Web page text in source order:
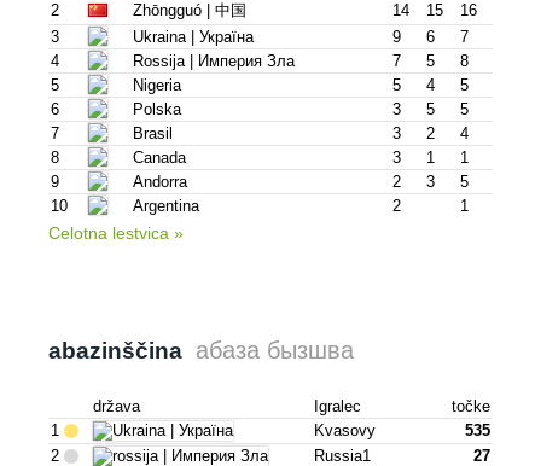
2
Zhōngguó | 中国 14 15
16
3
Ukraina | Украïна 9 6
7
4
Rossija | Империя Зла 7 5
8
5
Nigeria 5 4
5
6
Polska 3 5
5
7
Brasil 3 2
4
8
Canada 3 1
1
9
Andorra 2 3
5
10
Argentina 2 1
Celotna lestvica »
abazinščina абаза бызшва
država Igralec
točke
1
Kvasovy
535
2
Russia1
27